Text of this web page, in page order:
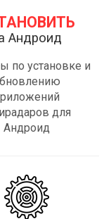
Андроид
по установке и
для
Андроид